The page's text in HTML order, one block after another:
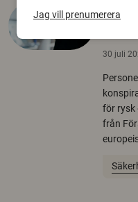
30 juli
för rysk
från
Jag vill prenumerera